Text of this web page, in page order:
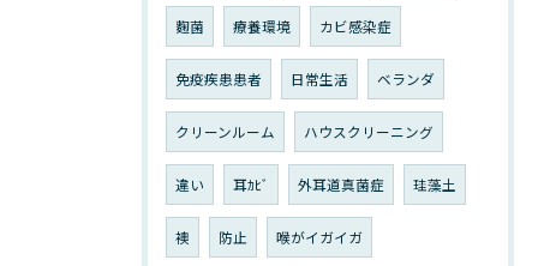
麴菌 療養環境 カビ感染症
免疫疾患患者 日常生活 ベランダ
クリーンルーム ハウスクリーニング
違い 耳ｶﾋﾞ 外耳道真菌症 珪藻土
襖 防止 喉がイガイガ